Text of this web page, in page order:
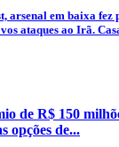
arsenal em baixa fez
ataques ao Irã.
de R$ 150
opções de...